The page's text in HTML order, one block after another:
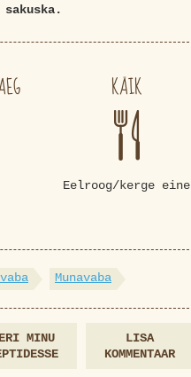
KÄIK
Eelroog/kerge eine
Munavaba
LISA
KOMMENTAAR
MINU